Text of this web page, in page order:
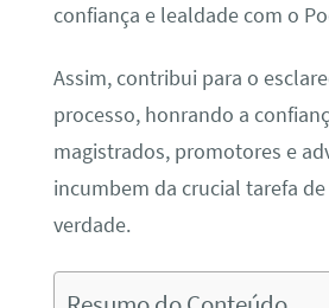
confiança e lealdade com o
Assim, contribui para o
processo, honrando a
magistrados, promotores e
incumbem da crucial tarefa
verdade.